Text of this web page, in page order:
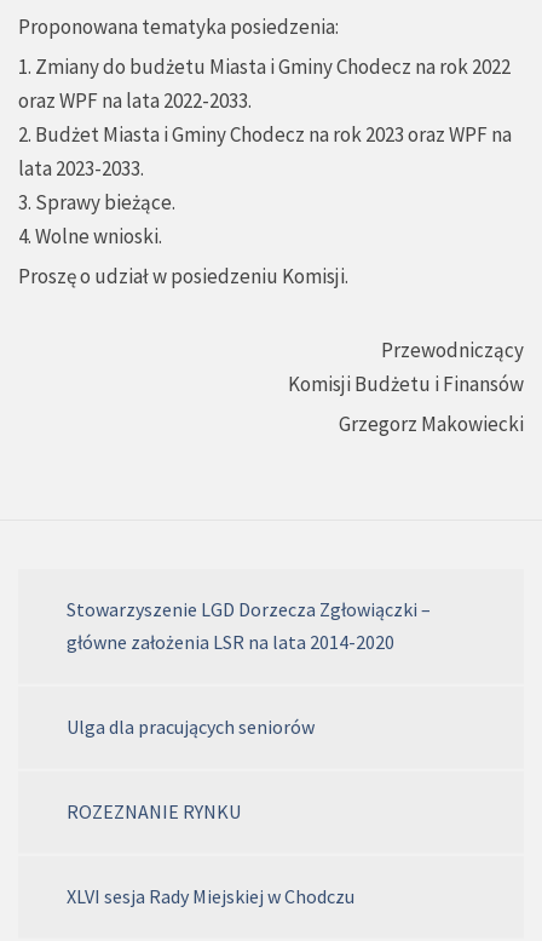
Proponowana tematyka posiedzenia:
1. Zmiany do budżetu Miasta i Gminy Chodecz na rok 2022
oraz WPF na lata 2022-2033.
2. Budżet Miasta i Gminy Chodecz na rok 2023 oraz WPF na
lata 2023-2033.
3. Sprawy bieżące.
4. Wolne wnioski.
Proszę o udział w posiedzeniu Komisji.
Przewodniczący
Komisji Budżetu i Finansów
Grzegorz Makowiecki
Stowarzyszenie LGD Dorzecza Zgłowiączki –
główne założenia LSR na lata 2014-2020
Ulga dla pracujących seniorów
ROZEZNANIE RYNKU
XLVI sesja Rady Miejskiej w Chodczu